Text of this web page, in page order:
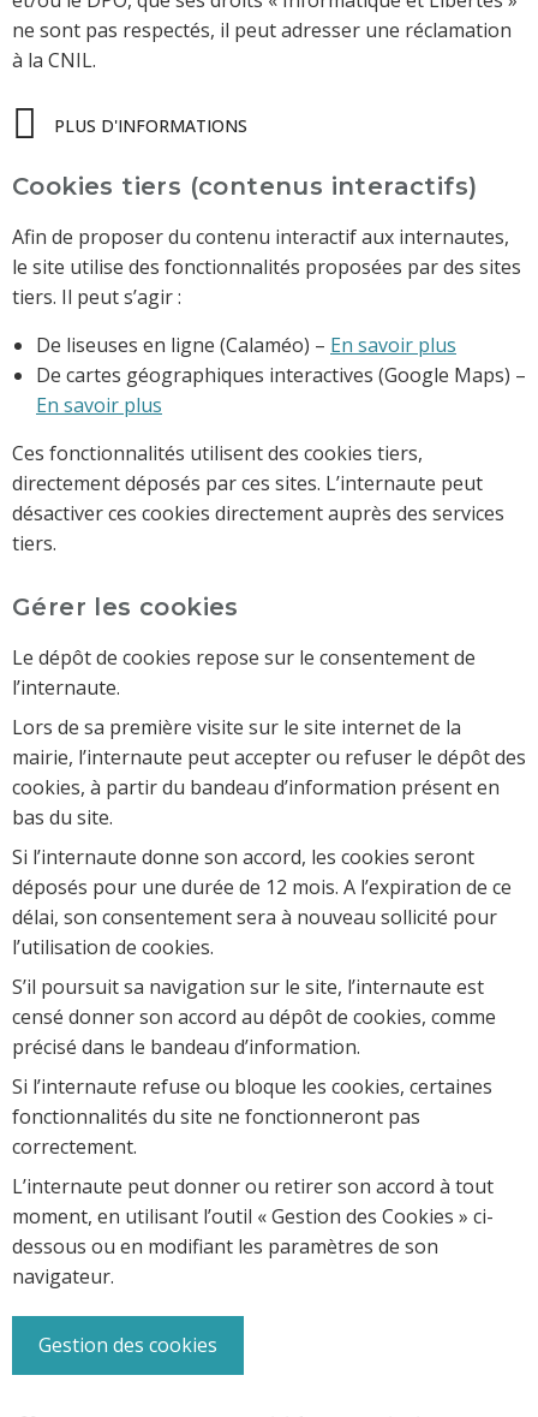
ne sont pas respectés, il peut adresser une réclamation
à la CNIL.
PLUS D'INFORMATIONS
Cookies tiers (contenus interactifs)
Afin de proposer du contenu interactif aux internautes,
le site utilise des fonctionnalités proposées par des sites
tiers. Il peut s’agir :
De liseuses en ligne (Calaméo) – En savoir plus
De cartes géographiques interactives (Google Maps) –
En savoir plus
Ces fonctionnalités utilisent des cookies tiers,
directement déposés par ces sites. L’internaute peut
désactiver ces cookies directement auprès des services
tiers.
Gérer les cookies
Le dépôt de cookies repose sur le consentement de
l’internaute.
Lors de sa première visite sur le site internet de la
mairie, l’internaute peut accepter ou refuser le dépôt des
cookies, à partir du bandeau d’information présent en
bas du site.
Si l’internaute donne son accord, les cookies seront
déposés pour une durée de 12 mois. A l’expiration de ce
délai, son consentement sera à nouveau sollicité pour
l’utilisation de cookies.
S’il poursuit sa navigation sur le site, l’internaute est
censé donner son accord au dépôt de cookies, comme
précisé dans le bandeau d’information.
Si l’internaute refuse ou bloque les cookies, certaines
fonctionnalités du site ne fonctionneront pas
correctement.
L’internaute peut donner ou retirer son accord à tout
moment, en utilisant l’outil « Gestion des Cookies » ci-
dessous ou en modifiant les paramètres de son
navigateur.
Gestion des cookies